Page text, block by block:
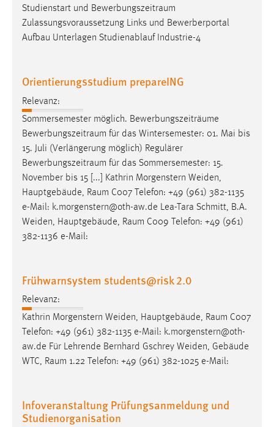
Studienstart und Bewerbungszeitraum
Zulassungsvoraussetzung Links und Bewerberportal
Aufbau Unterlagen Studienablauf Industrie-4
Orientierungsstudium prepareING
Relevanz:
Sommersemester möglich. Bewerbungszeiträume
Bewerbungszeitraum für das Wintersemester: 01. Mai bis
15. Juli (Verlängerung möglich) Regulärer
Bewerbungszeitraum für das Sommersemester: 15.
November bis 15 [...] Kathrin Morgenstern Weiden,
Hauptgebäude, Raum C007 Telefon: +49 (961) 382-1135
e-Mail: k.morgenstern@oth-aw.de Lea-Tara Schmitt, B.A.
Weiden, Hauptgebäude, Raum C009 Telefon: +49 (961)
382-1136 e-Mail:
Frühwarnsystem students@risk 2.0
Relevanz:
Kathrin Morgenstern Weiden, Hauptgebäude, Raum C007
Telefon: +49 (961) 382-1135 e-Mail: k.morgenstern@oth-
aw.de Für Lehrende Bernhard Gschrey Weiden, Gebäude
WTC, Raum 1.22 Telefon: +49 (961) 382-1025 e-Mail:
Infoveranstaltung Prüfungsanmeldung und
Studienorganisation